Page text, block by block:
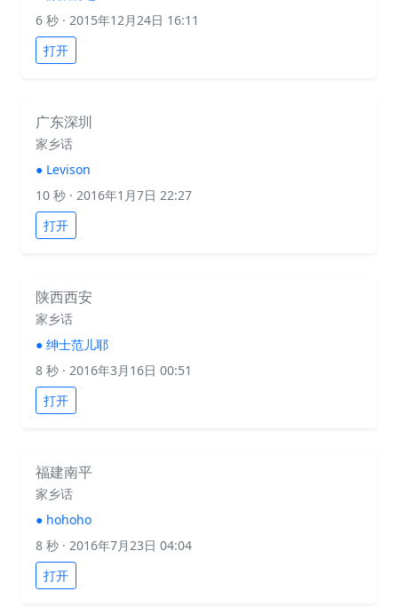
6 秒 · 2015年12月24日 16:11
打开
广东深圳
家乡话
● Levison
10 秒 · 2016年1月7日 22:27
打开
陕西西安
家乡话
● 绅士范儿耶
8 秒 · 2016年3月16日 00:51
打开
福建南平
家乡话
● hohoho
8 秒 · 2016年7月23日 04:04
打开